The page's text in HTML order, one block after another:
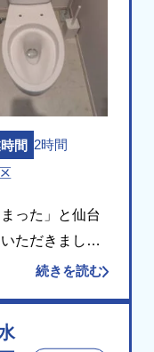
間 2時間
った」と仙台
ただきまし
ところ、便器に
続きを読む